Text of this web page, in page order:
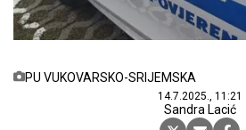
PU VUKOVARSKO-SRIJEMSKA
14.7.2025., 11:21
Sandra Lacić